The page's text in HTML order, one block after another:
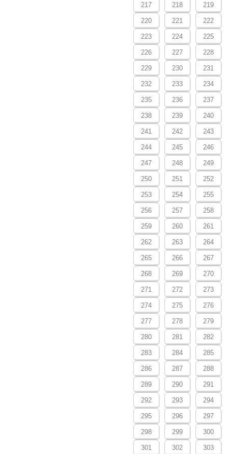
217 218 219
220 221 222
223 224 225
226 227 228
229 230 231
232 233 234
235 236 237
238 239 240
241 242 243
244 245 246
247 248 249
250 251 252
253 254 255
256 257 258
259 260 261
262 263 264
265 266 267
268 269 270
271 272 273
274 275 276
277 278 279
280 281 282
283 284 285
286 287 288
289 290 291
292 293 294
295 296 297
298 299 300
301 302 303